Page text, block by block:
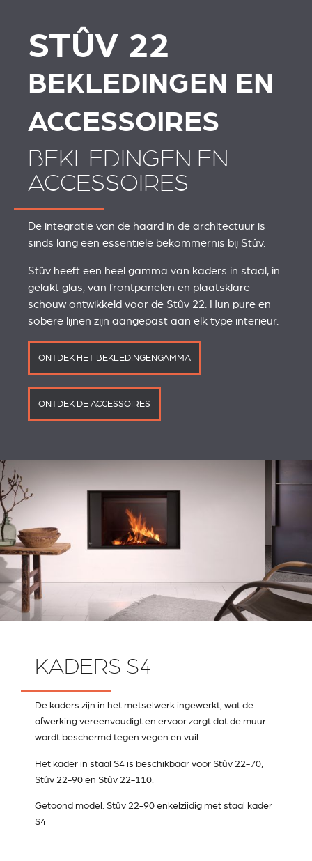
STÛV 22
BEKLEDINGEN EN
ACCESSOIRES
BEKLEDINGEN EN
ACCESSOIRES
De integratie van de haard in de architectuur is
sinds lang een essentiële bekommernis bij Stûv.
Stûv heeft een heel gamma van kaders in staal, in
gelakt glas, van frontpanelen en plaatsklare
schouw ontwikkeld voor de Stûv 22. Hun pure en
sobere lijnen zijn aangepast aan elk type interieur.
ONTDEK HET BEKLEDINGENGAMMA
ONTDEK DE ACCESSOIRES
KADERS S4
De kaders zijn in het metselwerk ingewerkt, wat de
afwerking vereenvoudigt en ervoor zorgt dat de muur
wordt beschermd tegen vegen en vuil.
Het kader in staal S4 is beschikbaar voor Stûv 22-70,
Stûv 22-90 en Stûv 22-110.
Getoond model: Stûv 22-90 enkelzijdig met staal kader
S4